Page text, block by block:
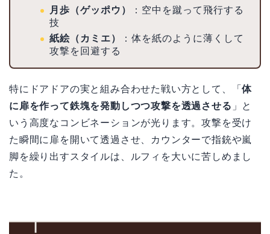
月歩（ゲッポウ）
：空中を蹴って飛行する
技
紙絵（カミエ）
：体を紙のように薄くして
攻撃を回避する
特にドアドアの実と組み合わせた戦い方として、「体
に扉を作って鉄塊を発動しつつ攻撃を透過させる 」と
いう高度なコンビネーションが光ります。攻撃を受け
た瞬間に扉を開いて透過させ、カウンターで指銃や嵐
脚を繰り出すスタイルは、ルフィを大いに苦しめまし
た。